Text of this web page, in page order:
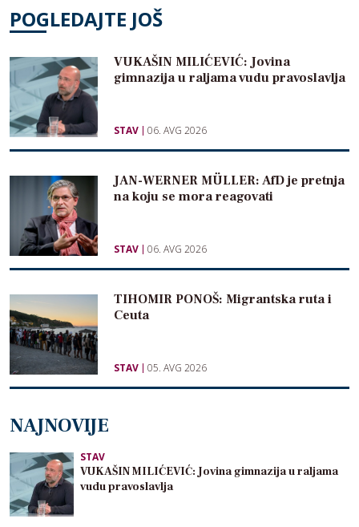
POGLEDAJTE JOŠ
VUKAŠIN MILIĆEVIĆ: Jovina
gimnazija u raljama vudu pravoslavlja
STAV 06. AVG 2026
JAN-WERNER MÜLLER: AfD je pretnja
na koju se mora reagovati
STAV 06. AVG 2026
TIHOMIR PONOŠ: Migrantska ruta i
Ceuta
STAV 05. AVG 2026
NAJNOVIJE
STAV
VUKAŠIN MILIĆEVIĆ: Jovina gimnazija u raljama
vudu pravoslavlja